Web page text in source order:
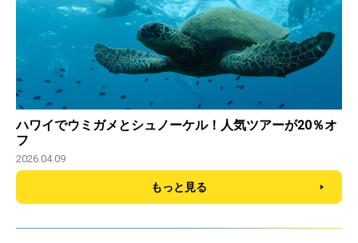
ハワイでウミガメとシュノーケル！人気ツアーが20％オ
フ
2026.04.09
もっと見る